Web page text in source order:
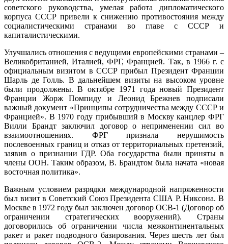
советского руководства, умелая работа дипломатического
корпуса СССР привели к снижению противостояния между
социалистическими странами во главе с СССР и
капиталистическими.
Улучшались отношения с ведущими европейскими странами –
Великобританией, Италией, ФРГ, Францией. Так, в 1966 г. с
официальным визитом в СССР прибыл Президент Франции
Шарль де Голль. В дальнейшем визиты на высоком уровне
были продолжены. В октябре 1971 года новый Президент
Франции Жорж Помпиду и Леонид Брежнев подписали
важный документ «Принципы сотрудничества между СССР и
Францией». В 1970 году прибывший в Москву канцлер ФРГ
Вилли Брандт заключил договор о неприменении сил во
взаимоотношениях. ФРГ признала нерушимость
послевоенных границ и отказ от территориальных претензий,
заявив о признании ГДР. Оба государства были приняты в
члены ООН. Таким образом, В. Брандтом была начата «новая
восточная политика».
Важным условием разрядки международной напряженности
был визит в Советский Союз Президента США Р. Никсона. В
Москве в 1972 году был заключен договор ОСВ-1 (Договор об
ограничении стратегических вооружений). Страны
договорились об ограничении числа межконтинентальных
ракет и ракет подводного базирования. Через шесть лет был